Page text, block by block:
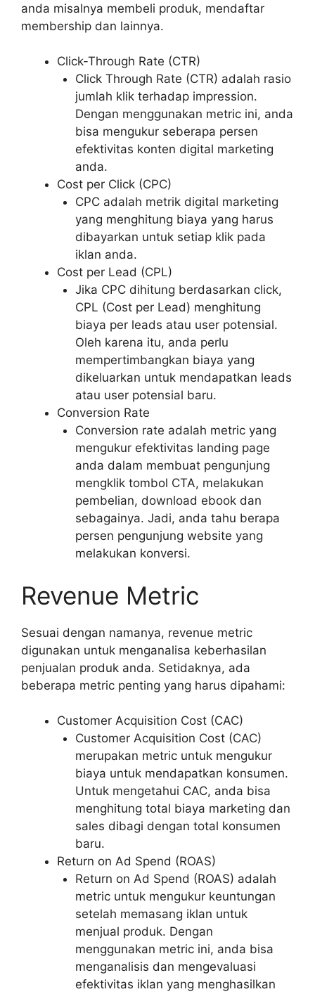
anda misalnya membeli produk, mendaftar
membership dan lainnya.
Click-Through Rate (CTR)
Click Through Rate (CTR) adalah rasio
jumlah klik terhadap impression.
Dengan menggunakan metric ini, anda
bisa mengukur seberapa persen
efektivitas konten digital marketing
anda.
Cost per Click (CPC)
CPC adalah metrik digital marketing
yang menghitung biaya yang harus
dibayarkan untuk setiap klik pada
iklan anda.
Cost per Lead (CPL)
Jika CPC dihitung berdasarkan click,
CPL (Cost per Lead) menghitung
biaya per leads atau user potensial.
Oleh karena itu, anda perlu
mempertimbangkan biaya yang
dikeluarkan untuk mendapatkan leads
atau user potensial baru.
Conversion Rate
Conversion rate adalah metric yang
mengukur efektivitas landing page
anda dalam membuat pengunjung
mengklik tombol CTA, melakukan
pembelian, download ebook dan
sebagainya. Jadi, anda tahu berapa
persen pengunjung website yang
melakukan konversi.
Revenue Metric
Sesuai dengan namanya, revenue metric
digunakan untuk menganalisa keberhasilan
penjualan produk anda. Setidaknya, ada
beberapa metric penting yang harus dipahami:
Customer Acquisition Cost (CAC)
Customer Acquisition Cost (CAC)
merupakan metric untuk mengukur
biaya untuk mendapatkan konsumen.
Untuk mengetahui CAC, anda bisa
menghitung total biaya marketing dan
sales dibagi dengan total konsumen
baru.
Return on Ad Spend (ROAS)
Return on Ad Spend (ROAS) adalah
metric untuk mengukur keuntungan
setelah memasang iklan untuk
menjual produk. Dengan
menggunakan metric ini, anda bisa
menganalisis dan mengevaluasi
efektivitas iklan yang menghasilkan